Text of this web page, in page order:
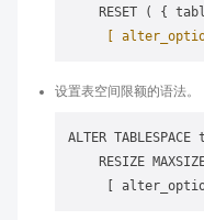
RESET ( {
[
设置表空间限额的语法。
ALTER
RESIZE